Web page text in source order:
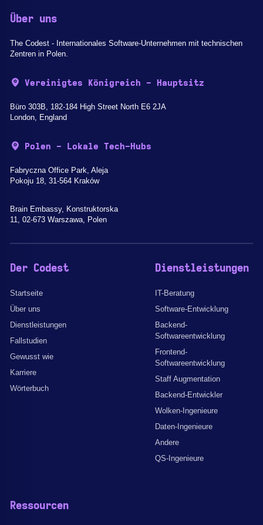
Über uns
The Codest - Internationales Software-Unternehmen mit technischen
Zentren in Polen.
Vereinigtes Königreich - Hauptsitz
Büro 303B, 182-184 High Street North E6 2JA
London, England
Polen - Lokale Tech-Hubs
Fabryczna Office Park, Aleja
Pokoju 18, 31-564 Kraków
Brain Embassy, Konstruktorska
11, 02-673 Warszawa, Polen
Der Codest
Startseite
Über uns
Dienstleistungen
Fallstudien
Gewusst wie
Karriere
Wörterbuch
Dienstleistungen
IT-Beratung
Software-Entwicklung
Backend-
Softwareentwicklung
Frontend-
Softwareentwicklung
Staff Augmentation
Backend-Entwickler
Wolken-Ingenieure
Daten-Ingenieure
Andere
QS-Ingenieure
Ressourcen